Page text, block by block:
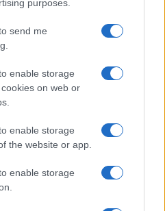
purposes.
send me
enable storage
on web or
enable storage
the website or app.
enable storage
Galaxy készülék kimarad a One
- ekkor rántja le a leplet az
hat funkció, amely
teljesen megváltoztatja a
tudnak róla
a Galaxy S26 egyik legjobb